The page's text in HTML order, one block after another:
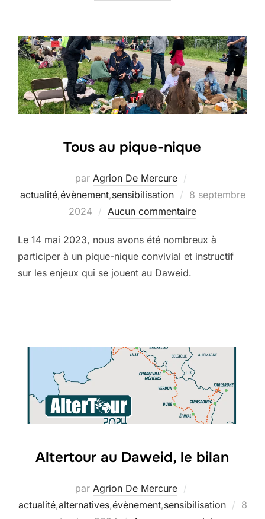
Tous au pique-nique
par Agrion De Mercure
actualité,évènement,sensibilisation
Publié
le
8 septembre
2024
Aucun commentaire
Le 14 mai 2023, nous avons été nombreux à
participer à un pique-nique convivial et instructif
sur les enjeux qui se jouent au Daweid.
Altertour au Daweid, le bilan
par Agrion De Mercure
actualité,alternatives,évènement,sensibilisation
8